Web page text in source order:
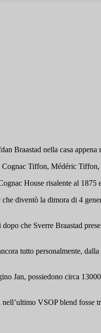
Braastad nella casa appena
Tiffon, Médéric
House risalente al
diventò la dimora di 4
che Sverre Braastad
tutto personalmente,
Jan, possiedono circa
VSOP blend